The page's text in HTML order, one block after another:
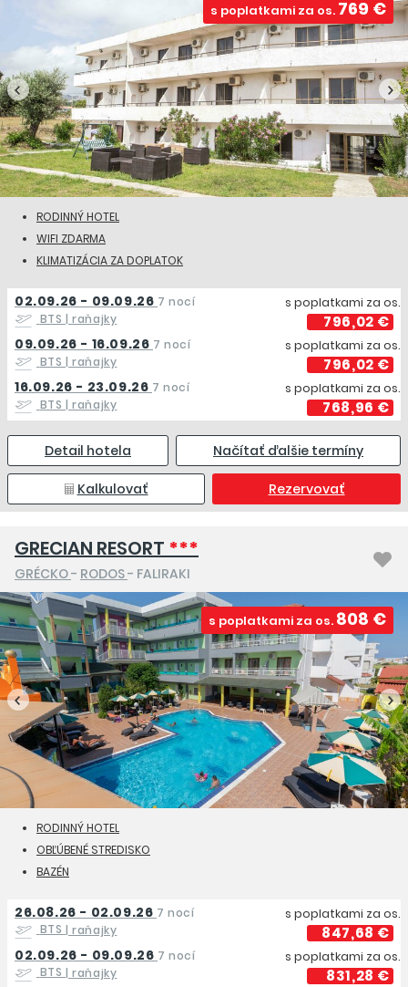
s poplatkami za os. 769 €
RODINNÝ HOTEL
WIFI ZDARMA
KLIMATIZÁCIA ZA DOPLATOK
02.09.26 - 09.09.26 7 nocí
BTS| raňajky
s poplatkami za os.
796,02 €
09.09.26 - 16.09.26 7 nocí
BTS| raňajky
s poplatkami za os.
796,02 €
16.09.26 - 23.09.26 7 nocí
BTS| raňajky
s poplatkami za os.
768,96 €
Detail hotela Načítať ďalšie termíny
Kalkulovať Rezervovať
GRECIAN RESORT ***
GRÉCKO- RODOS- FALIRAKI
s poplatkami za os. 808 €
RODINNÝ HOTEL
OBĽÚBENÉ STREDISKO
BAZÉN
26.08.26 - 02.09.26 7 nocí
BTS| raňajky
s poplatkami za os.
847,68 €
02.09.26 - 09.09.26 7 nocí
BTS| raňajky
s poplatkami za os.
831,28 €